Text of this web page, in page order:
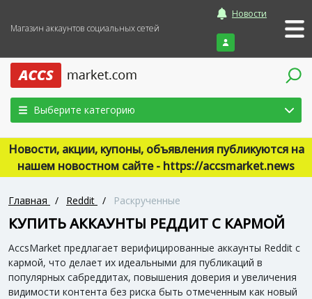
Магазин аккаунтов социальных сетей
Новости
Войти
Выберите категорию
Новости, акции, купоны, объявления публикуются на
нашем новостном сайте - https://accsmarket.news
Главная / Reddit / Раскрученные
КУПИТЬ АККАУНТЫ РЕДДИТ С КАРМОЙ
AccsMarket предлагает верифицированные аккаунты Reddit с
кармой, что делает их идеальными для публикаций в
популярных сабреддитах, повышения доверия и увеличения
видимости контента без риска быть отмеченным как новый